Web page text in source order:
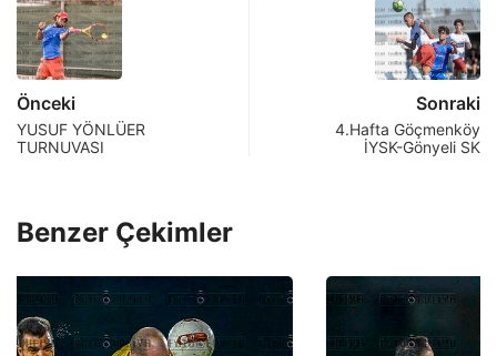
Önceki
YUSUF YÖNLÜER
TURNUVASI
Sonraki
4.Hafta Göçmenköy
İYSK-Gönyeli SK
Benzer Çekimler